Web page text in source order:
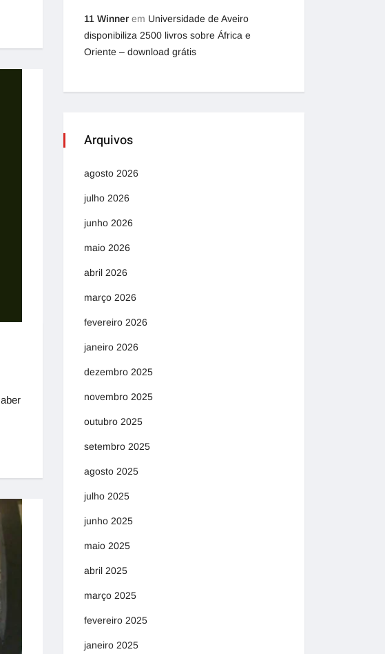
11 Winner em Universidade de Aveiro
disponibiliza 2500 livros sobre África e
Oriente – download grátis
Arquivos
agosto 2026
julho 2026
junho 2026
maio 2026
abril 2026
março 2026
fevereiro 2026
janeiro 2026
dezembro 2025
novembro 2025
outubro 2025
setembro 2025
agosto 2025
julho 2025
junho 2025
maio 2025
abril 2025
março 2025
fevereiro 2025
janeiro 2025